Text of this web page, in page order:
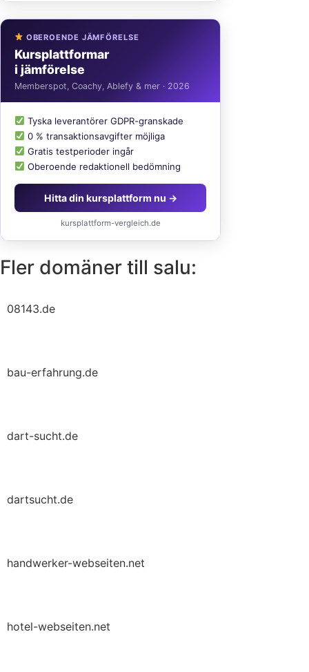
OBEROENDE JÄMFÖRELSE
Kursplattformar
i jämförelse
Memberspot, Coachy, Ablefy & mer · 2026
Tyska leverantörer GDPR-granskade
0 % transaktionsavgifter möjliga
Gratis testperioder ingår
Oberoende redaktionell bedömning
Hitta din kursplattform nu →
kursplattform-vergleich.de
Fler domäner till salu:
08143.de
bau-erfahrung.de
dart-sucht.de
dartsucht.de
handwerker-webseiten.net
hotel-webseiten.net